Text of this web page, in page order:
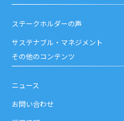
ステークホルダーの声
サステナブル・マネジメント
その他のコンテンツ
ニュース
お問い合わせ